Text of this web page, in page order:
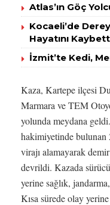
Atlas’ın Göç
Kocaeli’de
Hayatını
İzmit’te Kedi,
Kaza, Kartepe ilçesi
Marmara ve TEM
yolunda meydana
hakimiyetinde
virajı alamayarak
devrildi. Kazada
yerine sağlık,
Kısa sürede olay